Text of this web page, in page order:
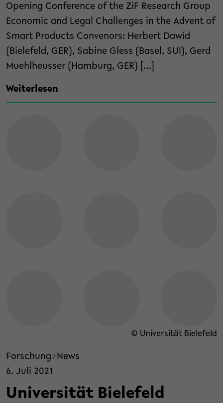
Opening Conference of the ZiF Research Group
Economic and Legal Challenges in the Advent of
Smart Products Convenors: Herbert Dawid
(Bielefeld, GER), Sabine Gless (Basel, SUI), Gerd
Muehlheusser (Hamburg, GER) […]
Weiterlesen
© Universität Bielefeld
Forschung / News
6. Juli 2021
Universität Bielefeld